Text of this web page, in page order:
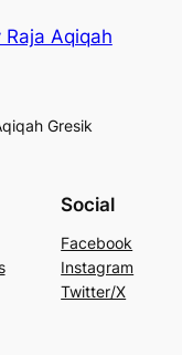
Aqiqah
Gresik
Social
Facebook
Instagram
Twitter/X